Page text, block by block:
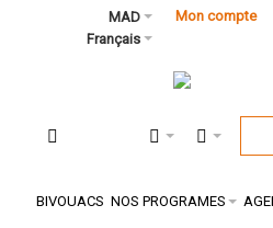
Mon compte
MAD
Français
BIVOUACS NOS PROGRAMES